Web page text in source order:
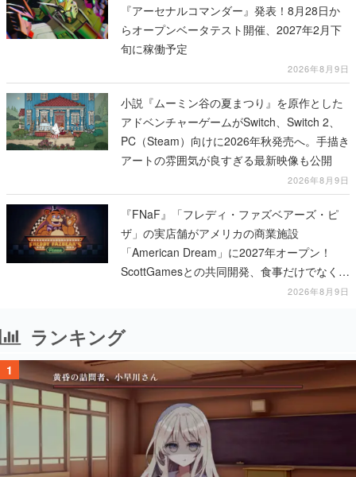
『アーセナルコマンダー』発表！8月28日か
らオープンベータテスト開催、2027年2月下
旬に稼働予定
2026年8月9日
小説『ムーミン谷の夏まつり』を原作とした
アドベンチャーゲームがSwitch、Switch 2、
PC（Steam）向けに2026年秋発売へ。手描き
アートの雰囲気が良すぎる最新映像も公開
2026年8月9日
『FNaF』「フレディ・ファズベアーズ・ピ
ザ」の実店舗がアメリカの商業施設
「American Dream」に2027年オープン！
ScottGamesとの共同開発、食事だけでなくス
テージショーや没入型のホラー体験も楽しめ
2026年8月9日
ランキング
1